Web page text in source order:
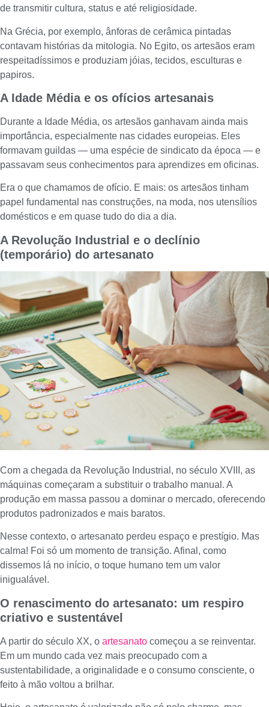
de transmitir cultura, status e até religiosidade.
Na Grécia, por exemplo, ânforas de cerâmica pintadas
contavam histórias da mitologia. No Egito, os artesãos eram
respeitadíssimos e produziam jóias, tecidos, esculturas e
papiros.
A Idade Média e os ofícios artesanais
Durante a Idade Média, os artesãos ganhavam ainda mais
importância, especialmente nas cidades europeias. Eles
formavam guildas — uma espécie de sindicato da época — e
passavam seus conhecimentos para aprendizes em oficinas.
Era o que chamamos de ofício. E mais: os artesãos tinham
papel fundamental nas construções, na moda, nos utensílios
domésticos e em quase tudo do dia a dia.
A Revolução Industrial e o declínio
(temporário) do artesanato
Com a chegada da Revolução Industrial, no século XVIII, as
máquinas começaram a substituir o trabalho manual. A
produção em massa passou a dominar o mercado, oferecendo
produtos padronizados e mais baratos.
Nesse contexto, o artesanato perdeu espaço e prestígio. Mas
calma! Foi só um momento de transição. Afinal, como
dissemos lá no início, o toque humano tem um valor
inigualável.
O renascimento do artesanato: um respiro
criativo e sustentável
A partir do século XX, o artesanato começou a se reinventar.
Em um mundo cada vez mais preocupado com a
sustentabilidade, a originalidade e o consumo consciente, o
feito à mão voltou a brilhar.